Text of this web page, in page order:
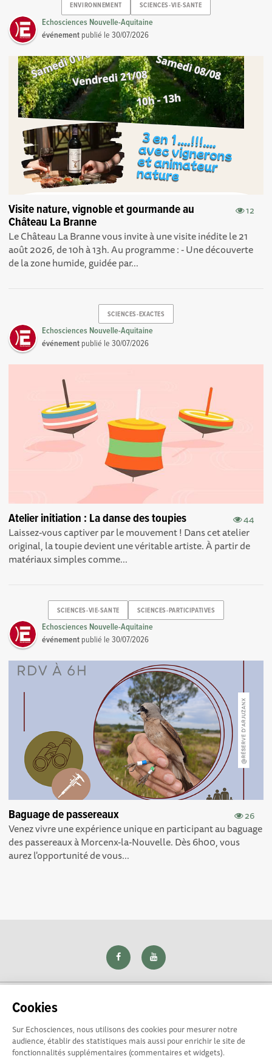
Cookies
Sur Echosciences, nous utilisons des cookies pour mesurer notre
audience, établir des statistiques mais aussi pour enrichir le site de
fonctionnalités supplémentaires (commentaires et widgets).
ENVIRONNEMENT SCIENCES-VIE-SANTE
Echosciences Nouvelle-Aquitaine
événement publié le30/07/2026
12
Visite nature, vignoble et gourmande au
Château La Branne
Le Château La Branne vous invite à une visite inédite le 21
août 2026, de 10h à 13h. Au programme : - Une découverte
de la zone humide, guidée par...
SCIENCES-EXACTES
Echosciences Nouvelle-Aquitaine
événement publié le30/07/2026
44
Atelier initiation : La danse des toupies
Laissez-vous captiver par le mouvement ! Dans cet atelier
original, la toupie devient une véritable artiste. À partir de
matériaux simples comme...
SCIENCES-VIE-SANTE SCIENCES-PARTICIPATIVES
Echosciences Nouvelle-Aquitaine
événement publié le30/07/2026
26
Baguage de passereaux
Venez vivre une expérience unique en participant au baguage
des passereaux à Morcenx-la-Nouvelle. Dès 6h00, vous
aurez l'opportunité de vous...
Explorer, s’exprimer, rentrer en contact : Echosciences Loire
est le réseau social des amateurs de sciences et de